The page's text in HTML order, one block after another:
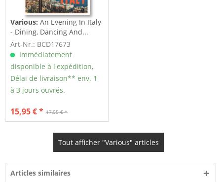
Various:An Evening In Italy
- Dining, Dancing And...
Art-Nr.: BCD17673
Immédiatement
disponible à l'expédition,
Délai de livraison** env. 1
à 3 jours ouvrés.
17,95 € *
15,95 € *
Tout afficher "Various" articles
Articles similaires